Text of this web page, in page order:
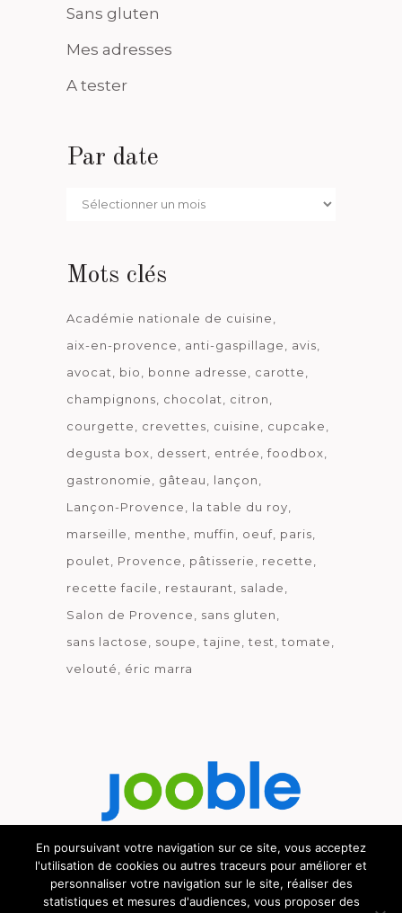
Sans gluten
Mes adresses
A tester
Par date
Par
Mots clés
Académie nationale de cuisine
aix-en-provence
anti-gaspillage
avis
avocat
bio bonne adresse
carotte
champignons
chocolat
citron
courgette
crevettes cuisine
cupcake
degusta box
dessert entrée
foodbox
gastronomie
gâteau
lançon
Lançon-Provence
la table du roy
marseille
menthe muffin oeuf paris
poulet
Provence pâtisserie
recette
recette facile
restaurant
salade
Salon de Provence
sans gluten
sans lactose
soupe tajine test
tomate
velouté
éric marra
Découvrez le métier de la cuisine.
En poursuivant votre navigation sur ce site, vous acceptez
l'utilisation de cookies ou autres traceurs pour améliorer et
personnaliser votre navigation sur le site, réaliser des
statistiques et mesures d'audiences, vous proposer des